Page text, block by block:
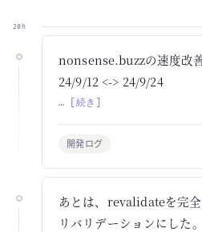
20h
nonsense.buzzの速度改
24/9/12 <-> 24/9/24
… [続き]
開発ログ
あとは、revalidateを完
リバリデーションにした。